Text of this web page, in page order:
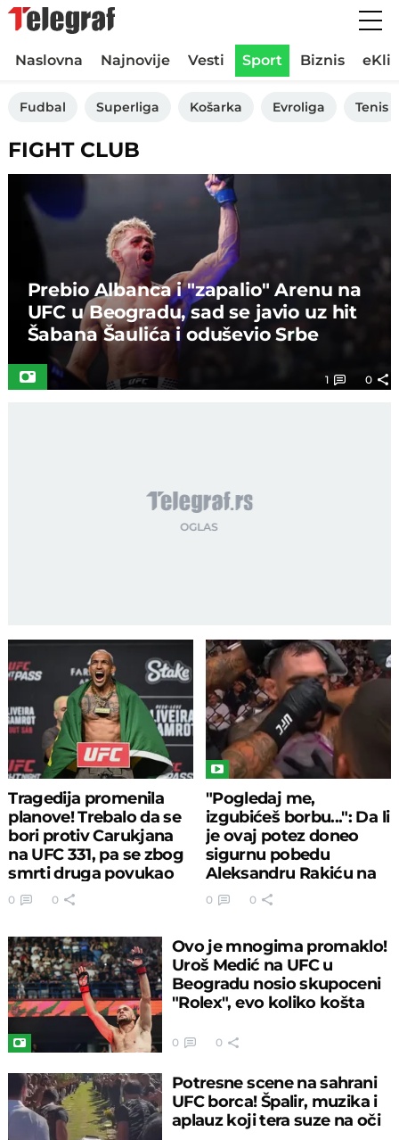
Naslovna Najnovije Vesti Sport Biznis
Fudbal Superliga Košarka Evroliga Tenis
FIGHT CLUB
Prebio Albanca i "zapalio" Arenu na
UFC u Beogradu, sad se javio uz hit
Šabana Šaulića i oduševio Srbe
1 0
Tragedija promenila
planove! Trebalo da se
bori protiv Carukjana
na UFC 331, pa se zbog
smrti druga povukao
0 0
"Pogledaj me,
izgubićeš borbu...": Da li
je ovaj potez doneo
sigurnu pobedu
Aleksandru Rakiću na
UFC u Areni?
0 0
Ovo je mnogima promaklo!
Uroš Medić na UFC u
Beogradu nosio skupoceni
"Rolex", evo koliko košta
0 0
Potresne scene na sahrani
UFC borca! Špalir, muzika i
aplauz koji tera suze na oči